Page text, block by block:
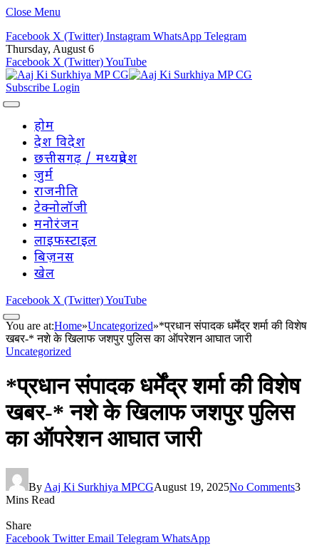
Close Menu
Facebook X (Twitter) Instagram WhatsApp Telegram
Thursday, August 6
Facebook X (Twitter)YouTube
Subscribe Login
होम
देश विदेश
छत्तीसगढ़ / मध्यप्रदेश
जुर्म
राजनीति
टेक्नोलॉजी
मनोरंजन
लाइफस्टाइल
बिज़नस
खेल
Facebook X (Twitter)YouTube
You are at:Home»Uncategorized»*प्रधान संपादक धर्मेंद्र शर्मा की विशेष
खबर-* नशे के खिलाफ जशपुर पुलिस का ऑपरेशन आघात जारी
Uncategorized
*प्रधान संपादक धर्मेंद्र शर्मा की विशेष
खबर-* नशे के खिलाफ जशपुर पुलिस
का ऑपरेशन आघात जारी
By Aaj Ki Surkhiya MPCGAugust 19, 2025No Comments3
Mins Read
Share
Facebook Twitter Email Telegram WhatsApp